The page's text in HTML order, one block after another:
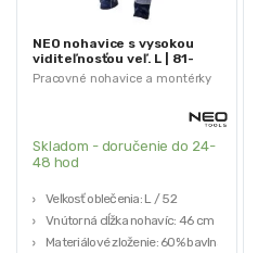
Pracovné nohavice a montérky
NEO nohavice s vysokou
viditeľnosťou veľ. L | 81-
792-L
Skladom - doručenie do 24-
48 hod
Veľkosť oblečenia: L / 52
Vnútorná dĺžka nohavíc: 46 cm
Materiálové zloženie: 60% bavlna